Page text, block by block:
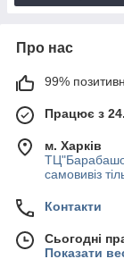
Про нас
99%
Працює з
м. Харків
самовивіз
Контакти
Сьогодні
Показати